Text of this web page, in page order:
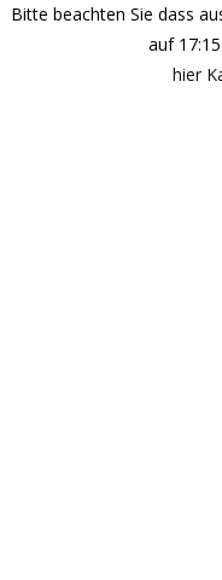
Bitte beachten Sie dass
auf
hier